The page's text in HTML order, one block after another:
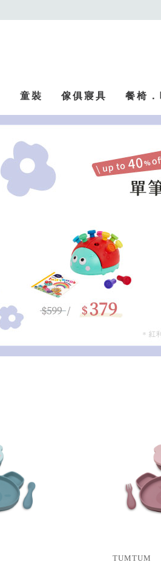
童裝 傢俱寢具 餐椅
TUMTUM